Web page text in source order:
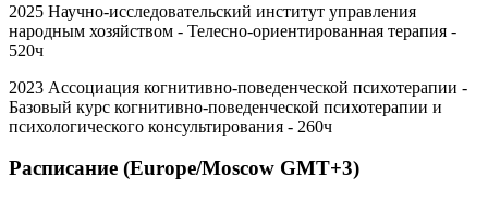
2025 Научно-исследовательский институт управления
народным хозяйством - Телесно-ориентированная терапия -
520ч
2023 Ассоциация когнитивно-поведенческой психотерапии -
Базовый курс когнитивно-поведенческой психотерапии и
психологического консультирования - 260ч
Расписание (Europe/Moscow GMT+3)